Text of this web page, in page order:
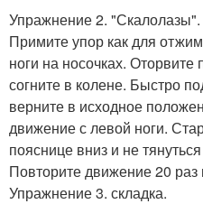
Упражнение 2. "Скалолазы".
Примите упор как для
ноги на носочках. Оторвите
согните в колене. Быстро
верните в исходное
движение с левой ноги.
пояснице вниз и не
Повторите движение 20 раз
Упражнение 3. складка.